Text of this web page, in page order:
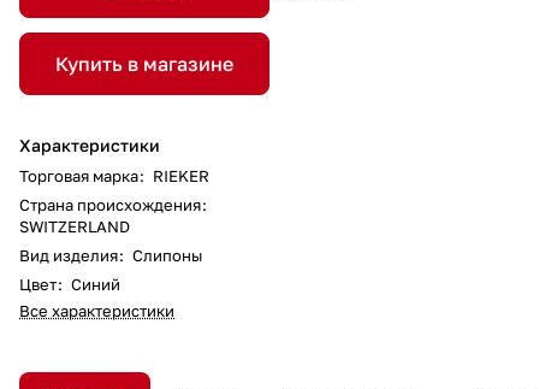
Купить в магазине
Характеристики
Торговая марка: RIEKER
Страна происхождения:
SWITZERLAND
Вид изделия: Слипоны
Цвет: Синий
Все характеристики